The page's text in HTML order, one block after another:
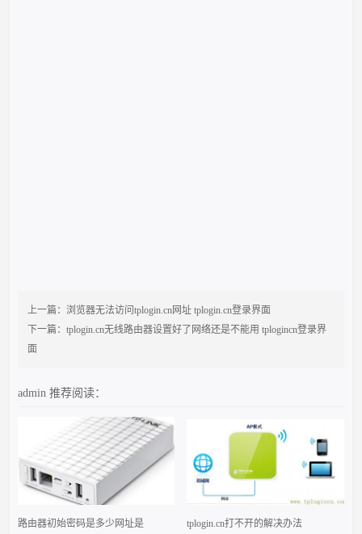
上一篇：浏览器无法访问tplogin.cn网址 tplogin.cn登录界面
下一篇：tplogin.cn无线路由器设置好了网络还是不能用 tplogincn登录界
面
admin推荐阅读：
路由器初始密码是多少网址是
tplogin.cn打不开的解决办法